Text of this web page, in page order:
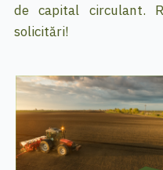
de capital circulant.
solicitări!